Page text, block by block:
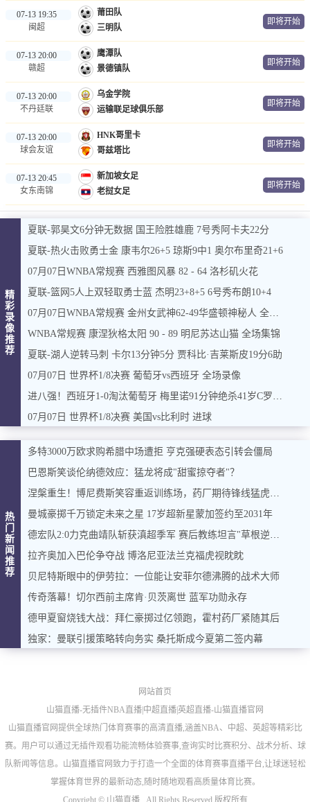
07-13 19:35
闽超
莆田队
三明队
即将开始
07-13 20:00
赣超
鹰潭队
景德镇队
即将开始
07-13 20:00
不丹廷联
乌金学院
运输联足球俱乐部
即将开始
07-13 20:00
球会友谊
HNK哥里卡
哥兹塔比
即将开始
07-13 20:45
女东南锦
新加坡女足
老挝女足
即将开始
精
彩
录
像
推
荐
夏联-郭昊文6分钟无数据 国王险胜雄鹿 7号秀阿卡夫22分
夏联-热火击败勇士金 康韦尔26+5 琼斯9中1 奥尔布里奇21+6
07月07日WNBA常规赛 西雅图风暴 82 - 64 洛杉矶火花
夏联-篮网5人上双轻取勇士蓝 杰明23+8+5 6号秀布朗10+4
07月07日WNBA常规赛 金州女武神62-49华盛顿神秘人 全场集锦
WNBA常规赛 康涅狄格太阳 90 - 89 明尼苏达山猫 全场集锦
夏联-湖人逆转马刺 卡尔13分钟5分 贾科比·吉莱斯皮19分6助
07月07日 世界杯1/8决赛 葡萄牙vs西班牙 全场录像
进八强！西班牙1-0淘汰葡萄牙 梅里诺91分钟绝杀41岁C罗最后一舞
07月07日 世界杯1/8决赛 美国vs比利时 进球
热
门
新
闻
推
荐
多特3000万欧求购希腊中场遭拒 亨克强硬表态引转会僵局
巴恩斯笑谈伦纳德效应：猛龙将成"甜蜜掠夺者"？
涅槃重生！博尼费斯笑容重返训练场，药厂期待锋线猛虎归来
曼城豪掷千万锁定未来之星 17岁超新星蒙加签约至2031年
德宏队2:0力克曲靖队斩获滇超季军 赛后教练坦言"草根逆袭"背后的足球梦想
拉齐奥加入巴伦争夺战 博洛尼亚法兰克福虎视眈眈
贝尼特斯眼中的伊劳拉：一位能让安菲尔德沸腾的战术大师
传奇落幕！切尔西前主席肯·贝茨离世 蓝军功勋永存
德甲夏窗烧钱大战：拜仁豪掷过亿领跑，霍村药厂紧随其后
独家：曼联引援策略转向务实 桑托斯成今夏第二签内幕
网站首页
山猫直播-无插件NBA直播|中超直播|英超直播-山猫直播官网
山猫直播官网提供全球热门体育赛事的高清直播,涵盖NBA、中超、英超等精彩比
赛。用户可以通过无插件观看功能流畅体验赛事,查询实时比赛积分、战术分析、球
队新闻等信息。山猫直播官网致力于打造一个全面的体育赛事直播平台,让球迷轻松
掌握体育世界的最新动态,随时随地观看高质量体育比赛。
Copyright © 山猫直播 . All Rights Reserved 版权所有